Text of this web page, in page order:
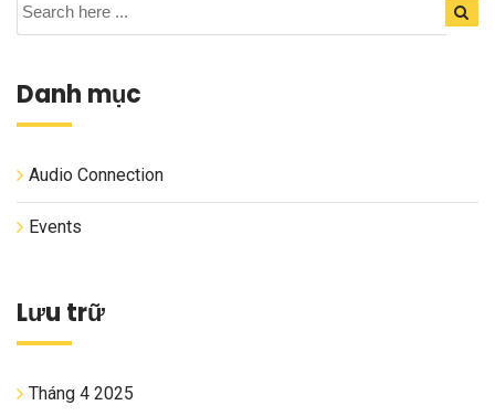
Danh mục
Audio Connection
Events
Lưu trữ
Tháng 4 2025